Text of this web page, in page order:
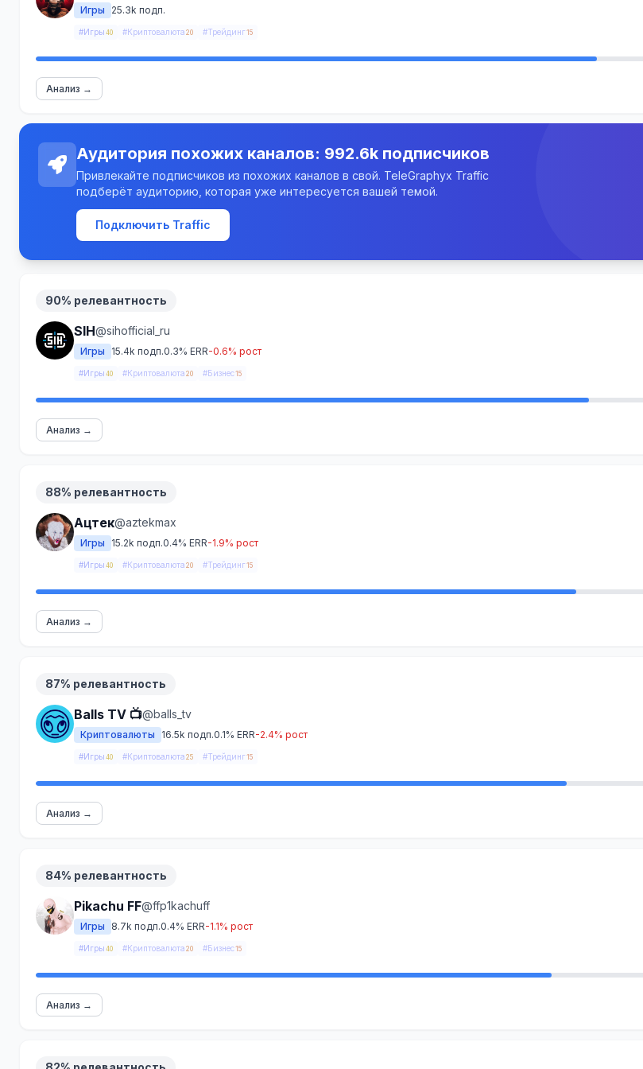
Игры 25.3k подп.
#Игры 40 #Криптовалюта 20 #Трейдинг15
Анализ →
Аудитория похожих каналов: 992.6k подписчиков
Привлекайте подписчиков из похожих каналов в свой. TeleGraphyx Traffic
подберёт аудиторию, которая уже интересуется вашей темой.
Подключить Traffic
90% релевантность
SIH@sihofficial_ru
Игры 15.4k подп.0.3% ERR-0.6% рост
#Игры 40 #Криптовалюта 20 #Бизнес15
Анализ →
88% релевантность
Ацтек@aztekmax
Игры 15.2k подп.0.4% ERR-1.9% рост
#Игры 40 #Криптовалюта 20 #Трейдинг15
Анализ →
87% релевантность
Balls TV 📺@balls_tv
Криптовалюты 16.5k подп.0.1% ERR-2.4% рост
#Игры 40 #Криптовалюта 25 #Трейдинг15
Анализ →
84% релевантность
Pikachu FF@ffp1kachuff
Игры 8.7k подп.0.4% ERR-1.1% рост
#Игры 40 #Криптовалюта 20 #Бизнес15
Анализ →